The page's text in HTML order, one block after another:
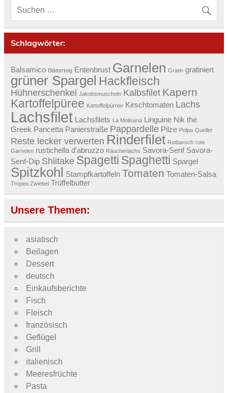
Schlagwörter:
Balsamico Blätterteig Entenbrust Garnelen Gratin gratiniert
grüner Spargel Hackfleisch
Hühnerschenkel Jakobsmuscheln Kalbsfilet Kapern
Kartoffelpüree Kartoffelpürree Kirschtomaten Lachs
Lachsfilet Lachsfilets La Molisana Linguine Nik the
Greek Pancetta Panierstraße Pappardelle Pilze Polpa Queller
Reste lecker verwerten Rinderfilet Rotbarsch rote
Garnelen rustichella d'abruzzo Räucherlachs Savora-Senf Savora-
Senf-Dip Shiitake Spagetti Spaghetti Spargel
Spitzkohl Stampfkartoffeln Tomaten Tomaten-Salsa
Tropea Zwiebel Trüffelbutter
Unsere Themen:
asiatisch
Beilagen
Dessert
deutsch
Einkaufsberichte
Fisch
Fleisch
französisch
Geflügel
Grill
italienisch
Meeresfrüchte
Pasta